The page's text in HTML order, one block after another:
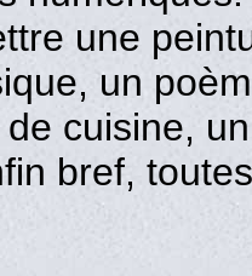
une
un
cuisine,
bref,